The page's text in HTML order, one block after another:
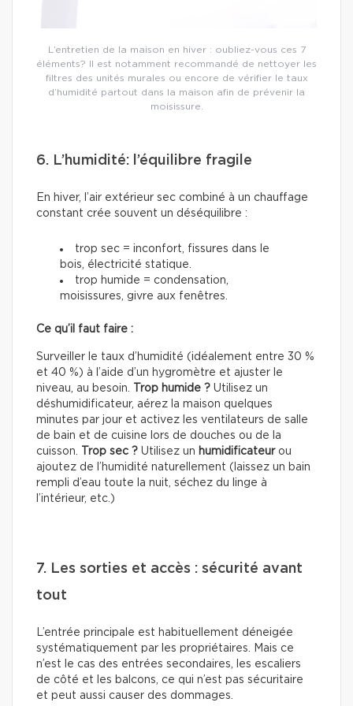
L’entretien de la maison en hiver : oubliez-vous ces 7
éléments? Il est notamment recommandé de nettoyer les
filtres des unités murales ou encore de vérifier le taux
d’humidité partout dans la maison afin de prévenir la
moisissure.
6. L’humidité: l’équilibre fragile
En hiver, l’air extérieur sec combiné à un chauffage
constant crée souvent un déséquilibre :
trop sec = inconfort, fissures dans le
bois, électricité statique.
trop humide = condensation,
moisissures, givre aux fenêtres.
Ce qu’il faut faire :
Surveiller le taux d’humidité (idéalement entre 30 %
et 40 %) à l’aide d’un hygromètre et ajuster le
niveau, au besoin.
Trop humide ? Utilisez un
déshumidificateur, aérez la maison quelques
minutes par jour et activez les ventilateurs de salle
de bain et de cuisine lors de douches ou de la
cuisson.
Trop sec ? Utilisez un humidificateurou
ajoutez de l’humidité naturellement (laissez un bain
rempli d’eau toute la nuit, séchez du linge à
l’intérieur, etc.)
7. Les sorties et accès : sécurité avant
tout
L’entrée principale est habituellement déneigée
systématiquement par les propriétaires. Mais ce
n’est le cas des entrées secondaires, les escaliers
de côté et les balcons, ce qui n’est pas sécuritaire
et peut aussi causer des dommages.